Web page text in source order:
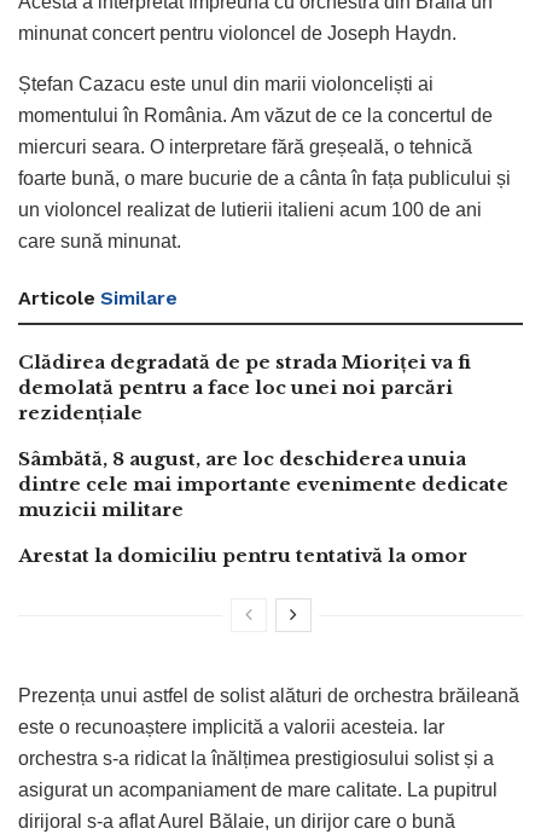
minunat concert pentru violoncel de Joseph Haydn.
Ștefan Cazacu este unul din marii violonceliști ai
momentului în România. Am văzut de ce la concertul de
miercuri seara. O interpretare fără greșeală, o tehnică
foarte bună, o mare bucurie de a cânta în fața publicului și
un violoncel realizat de lutierii italieni acum 100 de ani
care sună minunat.
Articole Similare
Clădirea degradată de pe strada Mioriței va fi
demolată pentru a face loc unei noi parcări
rezidențiale
Sâmbătă, 8 august, are loc deschiderea unuia
dintre cele mai importante evenimente dedicate
muzicii militare
Arestat la domiciliu pentru tentativă la omor
Prezența unui astfel de solist alături de orchestra brăileană
este o recunoaștere implicită a valorii acesteia. Iar
orchestra s-a ridicat la înălțimea prestigiosului solist și a
asigurat un acompaniament de mare calitate. La pupitrul
dirijoral s-a aflat Aurel Bălaie, un dirijor care o bună